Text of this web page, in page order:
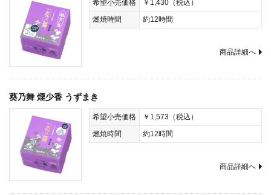
希望小売価格
￥1,430（税込）
燃焼時間
約12時間
商品詳細へ
葵乃舞 煙少香 うずまき
希望小売価格
￥1,573（税込）
燃焼時間
約12時間
商品詳細へ